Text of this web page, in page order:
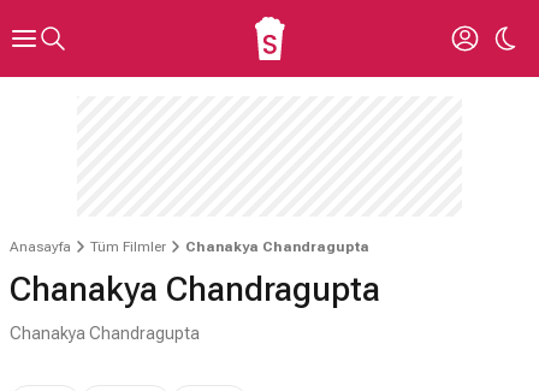
Anasayfa Tüm Filmler Chanakya Chandragupta
Chanakya Chandragupta
Chanakya Chandragupta